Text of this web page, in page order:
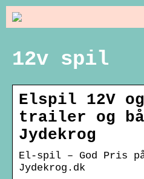
12v spil
Elspil 12V
trailer og
Jydekrog
El-spil – God Pris
Jydekrog.dk